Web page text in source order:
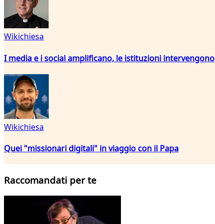
Wikichiesa
I media e i social amplificano, le istituzioni intervengono
Wikichiesa
Quei "missionari digitali" in viaggio con il Papa
Raccomandati per te